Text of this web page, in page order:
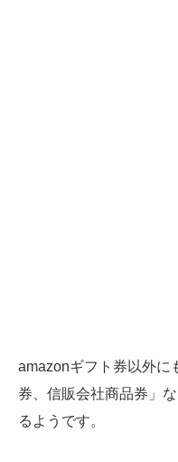
amazonギフト券以外に
券、信販会社商品券」
るようです。